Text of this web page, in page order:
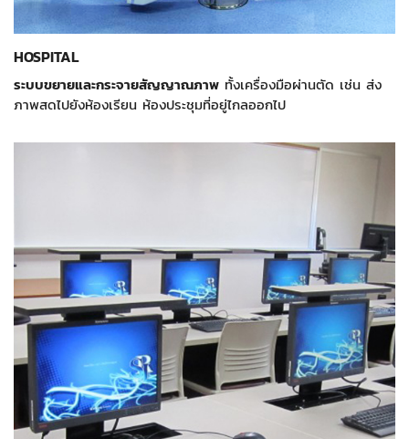
HOSPITAL
ระบบขยายและกระจายสัญญาณภาพ ทั้งเครื่องมือผ่านตัด เช่น ส่ง
ภาพสดไปยังห้องเรียน ห้องประชุมที่อยู่ไกลออกไป